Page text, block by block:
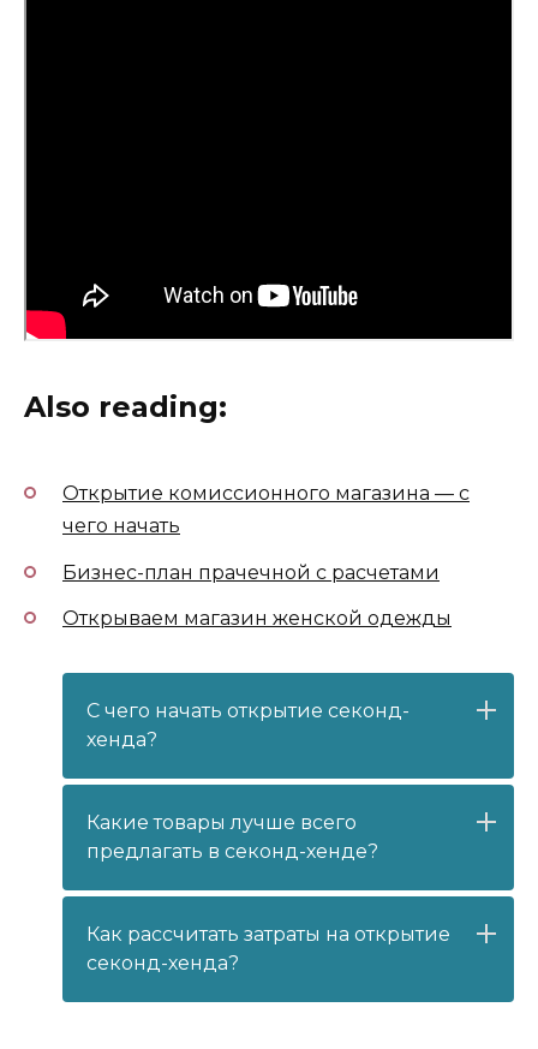
Also reading:
Открытие комиссионного магазина — с
чего начать
Бизнес-план прачечной с расчетами
Открываем магазин женской одежды
С чего начать открытие секонд-
хенда?
Какие товары лучше всего
предлагать в секонд-хенде?
Как рассчитать затраты на открытие
секонд-хенда?